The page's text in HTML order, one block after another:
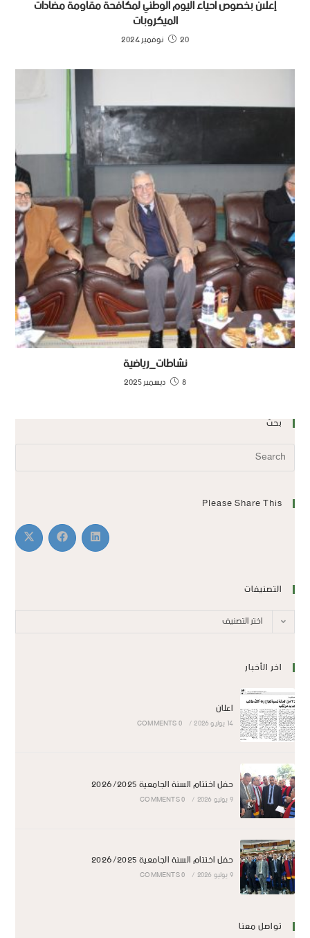
إعلان بخصوص احياء اليوم الوطني لمكافحة مقاومة مضادات
الميكروبات
20 نوفمبر 2024
نشاطات_رياضية
8 ديسمبر 2025
بحث
Please Share This
التصنيفات
اختر التصنيف
اخر الأخبار
اعلان
14 يوليو 2026 /
0 COMMENTS
حفل اختتام السنة الجامعية 2026/2025
9 يوليو 2026 /
0 COMMENTS
حفل اختتام السنة الجامعية 2026/2025
9 يوليو 2026 /
0 COMMENTS
تواصل معنا